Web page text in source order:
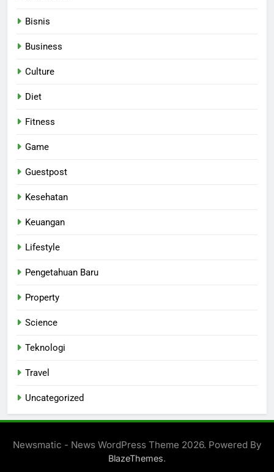
Bisnis
Business
Culture
Diet
Fitness
Game
Guestpost
Kesehatan
Keuangan
Lifestyle
Pengetahuan Baru
Property
Science
Teknologi
Travel
Uncategorized
Newsmatic - News WordPress Theme 2026. Powered By
BlazeThemes.